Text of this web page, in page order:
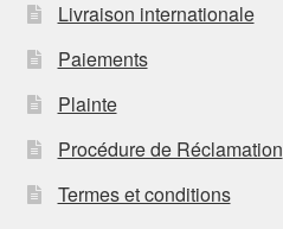
Livraison internationale
Paiements
Plainte
Procédure de Réclamation
Termes et conditions